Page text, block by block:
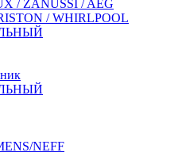
/ ZANUSSI / AEG
/ WHIRLPOOL
NEFF